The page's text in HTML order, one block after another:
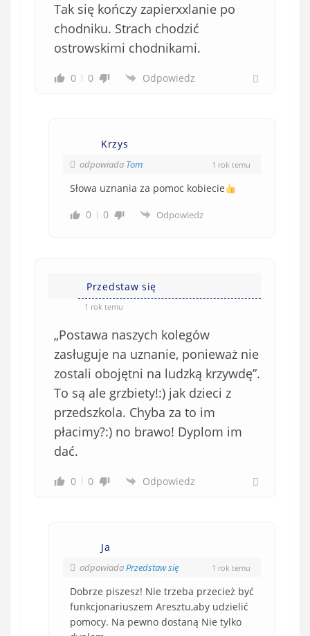
Tak się kończy zapierxxlanie po
chodniku. Strach chodzić
ostrowskimi chodnikami.
0 0 Odpowiedz
Krzys
odpowiada Tom 1 rok temu
Słowa uznania za pomoc kobiecie
0
0 Odpowiedz
Przedstaw się
1 rok temu
„Postawa naszych kolegów
zasługuje na uznanie, ponieważ nie
zostali obojętni na ludzką krzywdę”.
To są ale grzbiety!:) jak dzieci z
przedszkola. Chyba za to im
płacimy?:) no brawo! Dyplom im
dać.
0 0 Odpowiedz
Ja
odpowiadaPrzedstaw się 1 rok temu
Dobrze piszesz! Nie trzeba przecież być
funkcjonariuszem Aresztu,aby udzielić
pomocy. Na pewno dostaną Nie tylko